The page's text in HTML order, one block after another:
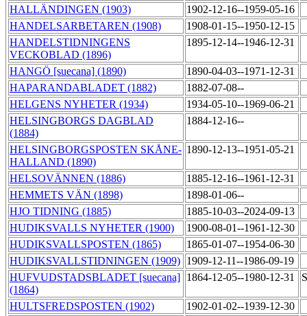
HALLÄNDINGEN (1903)
1902-12-16--1959-05-16
HANDELSARBETAREN (1908)
1908-01-15--1950-12-15
HANDELSTIDNINGENS
VECKOBLAD (1896)
1895-12-14--1946-12-31
HANGÖ [suecana] (1890)
1890-04-03--1971-12-31
HAPARANDABLADET (1882)
1882-07-08--
HELGENS NYHETER (1934)
1934-05-10--1969-06-21
HELSINGBORGS DAGBLAD
(1884)
1884-12-16--
HELSINGBORGSPOSTEN SKÅNE-
HALLAND (1890)
1890-12-13--1951-05-21
HELSOVÄNNEN (1886)
1885-12-16--1961-12-31
HEMMETS VÄN (1898)
1898-01-06--
HJO TIDNING (1885)
1885-10-03--2024-09-13
HUDIKSVALLS NYHETER (1900)
1900-08-01--1961-12-30
HUDIKSVALLSPOSTEN (1865)
1865-01-07--1954-06-30
HUDIKSVALLSTIDNINGEN (1909) 1909-12-11--1986-09-19
HUFVUDSTADSBLADET [suecana]
(1864)
1864-12-05--1980-12-31
HULTSFREDSPOSTEN (1902)
1902-01-02--1939-12-30